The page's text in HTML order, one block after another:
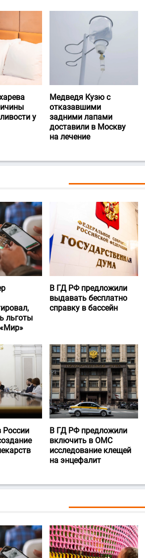
у
Медведя Кузю с
отказавшими
задними лапами
доставили в Москву
на лечение
льготы
В ГД РФ предложили
выдавать бесплатно
справку в бассейн
России
В ГД РФ предложили
включить в ОМС
исследование клещей
на энцефалит